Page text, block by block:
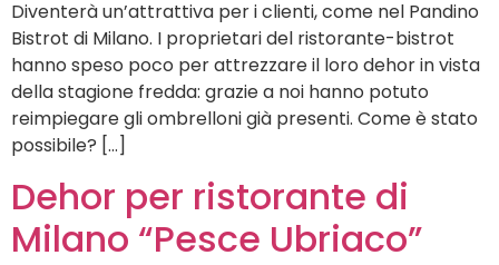
Diventerà un’attrattiva per i clienti, come nel Pandino
Bistrot di Milano. I proprietari del ristorante-bistrot
hanno speso poco per attrezzare il loro dehor in vista
della stagione fredda: grazie a noi hanno potuto
reimpiegare gli ombrelloni già presenti. Come è stato
possibile? […]
Dehor per ristorante di
Milano “Pesce Ubriaco”